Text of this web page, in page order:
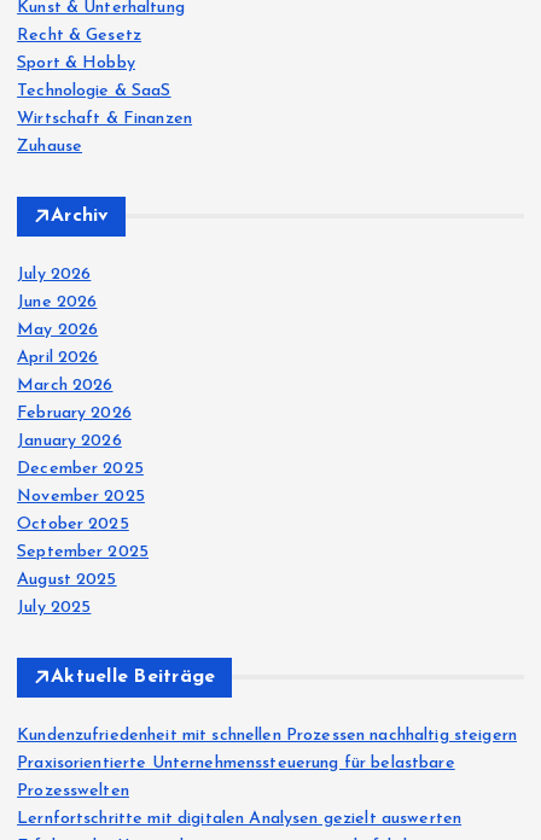
Kunst & Unterhaltung
Recht & Gesetz
Sport & Hobby
Technologie & SaaS
Wirtschaft & Finanzen
Zuhause
Archiv
July 2026
June 2026
May 2026
April 2026
March 2026
February 2026
January 2026
December 2025
November 2025
October 2025
September 2025
August 2025
July 2025
Aktuelle Beiträge
Kundenzufriedenheit mit schnellen Prozessen nachhaltig steigern
Praxisorientierte Unternehmenssteuerung für belastbare
Prozesswelten
Lernfortschritte mit digitalen Analysen gezielt auswerten